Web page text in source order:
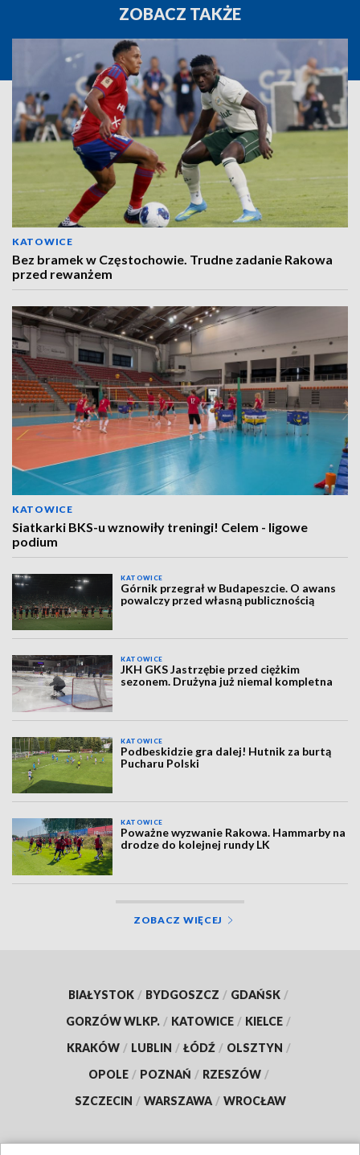
ZOBACZ TAKŻE
KATOWICE
Bez bramek w Częstochowie. Trudne zadanie Rakowa
przed rewanżem
KATOWICE
Siatkarki BKS-u wznowiły treningi! Celem - ligowe
podium
KATOWICE
Górnik przegrał w Budapeszcie. O awans
powalczy przed własną publicznością
KATOWICE
JKH GKS Jastrzębie przed ciężkim
sezonem. Drużyna już niemal kompletna
KATOWICE
Podbeskidzie gra dalej! Hutnik za burtą
Pucharu Polski
KATOWICE
Poważne wyzwanie Rakowa. Hammarby na
drodze do kolejnej rundy LK
ZOBACZ WIĘCEJ
BIAŁYSTOK / BYDGOSZCZ / GDAŃSK /
GORZÓW WLKP. / KATOWICE / KIELCE /
KRAKÓW / LUBLIN / ŁÓDŹ / OLSZTYN /
OPOLE / POZNAŃ / RZESZÓW /
SZCZECIN / WARSZAWA / WROCŁAW